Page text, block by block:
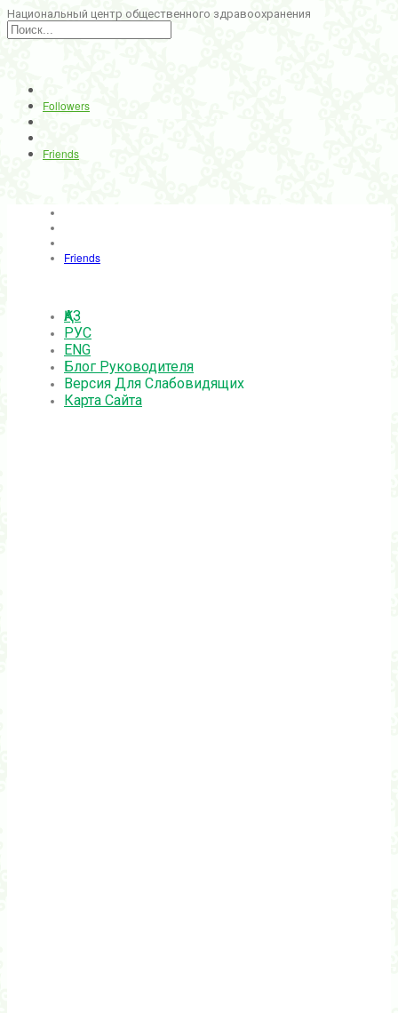
Национальный центр общественного здравоохранения
Followers
Friends
Friends
ҚАЗ
РУС
ENG
Блог Руководителя
Версия Для Слабовидящих
Карта Сайта